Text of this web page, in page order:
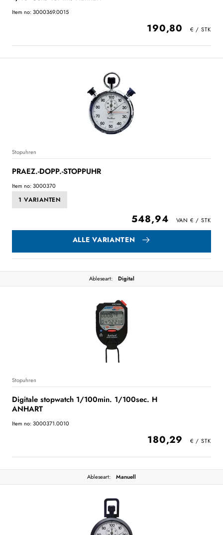
Item no: 3000369.0015
190,80
Stopuhren
PRAEZ.-DOPP.-STOPPUHR
Item no: 3000370
1 VARIANTEN
548,94
ALLE VARIANTEN
Ableseart: Digital
Stopuhren
Digitale stopwatch 1/100min. 1/100sec. H
ANHART
Item no: 3000371.0010
180,29
Ableseart: Manuell